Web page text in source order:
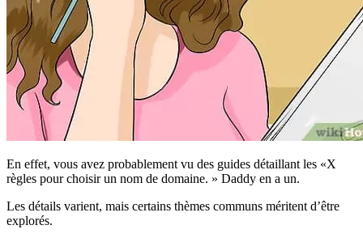
En effet, vous avez probablement vu des guides détaillant les «X
règles pour choisir un nom de domaine. » Daddy en a un.
Les détails varient, mais certains thèmes communs méritent d’être
explorés.